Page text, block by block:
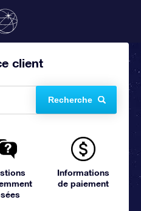
client
Recherche
Informations
de paiement